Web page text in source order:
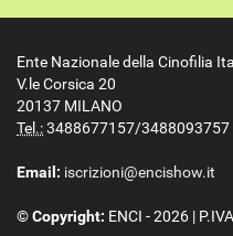
Ente Nazionale della Cinofilia
V.le Corsica 20
20137 MILANO
Tel.:3488677157/3488093757
Email: iscrizioni@encishow.it
©Copyright: ENCI - 2026 |